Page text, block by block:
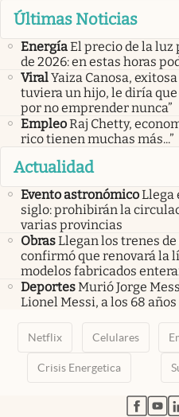
Últimas Noticias
EnergíaEl precio de la luz
de 2026: en estas horas
ViralYaiza Canosa,
tuviera un hijo, le diría
por no emprender nunca”
EmpleoRaj Chetty,
rico tienen muchas más...”
Actualidad
Evento astronómicoLlega
siglo: prohibirán la
varias provincias
ObrasLlegan los trenes
confirmó que renovará la
modelos fabricados
DeportesMurió Jorge
Lionel Messi, a los 68 años
Netflix Celulares
Crisis Energetica
abre